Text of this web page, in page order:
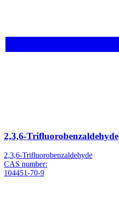
2,3,6-Trifluorobenzaldehyde
2,3,6-Trifluorobenzaldehyde
CAS number:
104451-70-9